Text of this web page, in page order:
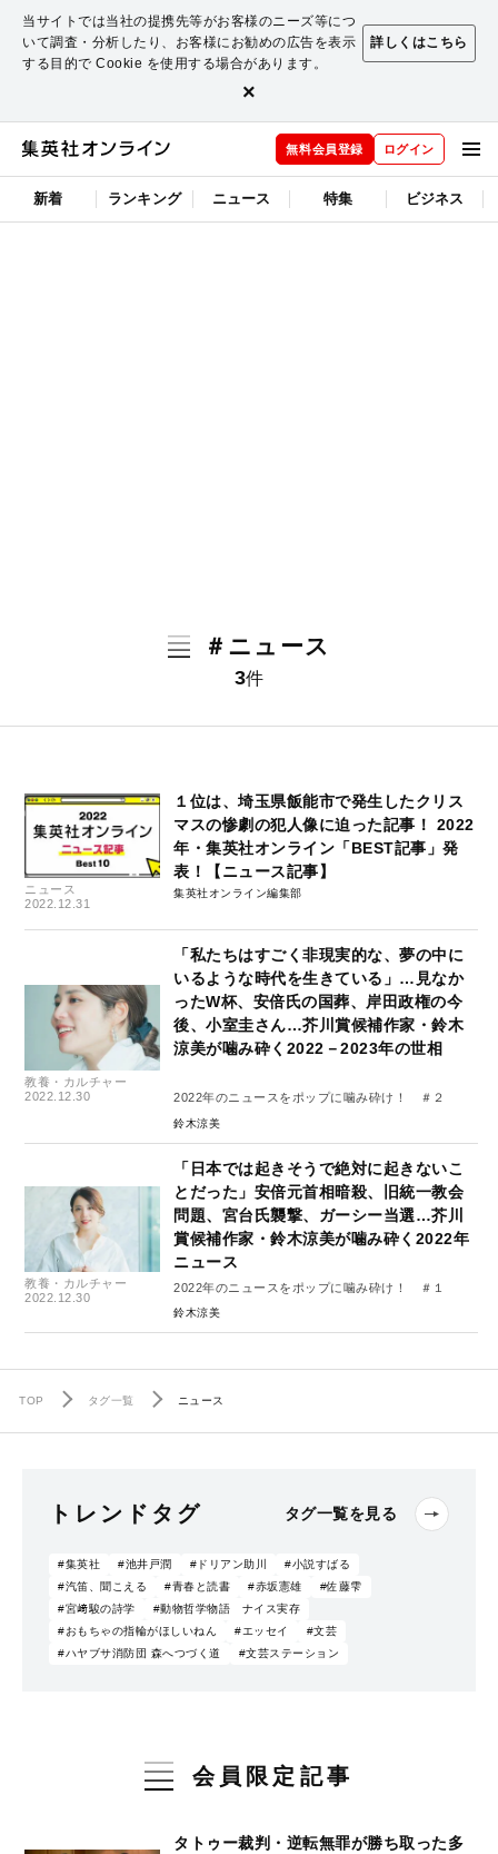
当サイトでは当社の提携先等がお客様のニーズ等につ
いて調査・分析したり、お客様にお勧めの広告を表示
する目的で Cookie を使用する場合があります。
詳しくはこちら
×
無料会員登録 ログイン
新着 ランキング ニュース 特集 ビジネス
＃ニュース
3件
ニュース
2022.12.31
１位は、埼玉県飯能市で発生したクリス
マスの惨劇の犯人像に迫った記事！ 2022
年・集英社オンライン「BEST記事」発
表！【ニュース記事】
集英社オンライン編集部
教養・カルチャー
2022.12.30
「私たちはすごく非現実的な、夢の中に
いるような時代を生きている」…見なか
ったW杯、安倍氏の国葬、岸田政権の今
後、小室圭さん…芥川賞候補作家・鈴木
涼美が噛み砕く2022－2023年の世相
2022年のニュースをポップに噛み砕け！ ＃２
鈴木涼美
教養・カルチャー
2022.12.30
「日本では起きそうで絶対に起きないこ
とだった」安倍元首相暗殺、旧統一教会
問題、宮台氏襲撃、ガーシー当選…芥川
賞候補作家・鈴木涼美が噛み砕く2022年
ニュース
2022年のニュースをポップに噛み砕け！ ＃１
鈴木涼美
TOP タグ一覧 ニュース
トレンドタグ タグ一覧を見る
#集英社 #池井戸潤 #ドリアン助川
#小説すばる
#汽笛、聞こえる
#青春と読書 #赤坂憲雄
#佐藤雫
#宮﨑駿の詩学
#動物哲学物語 ナイス実存
#おもちゃの指輪がほしいねん
#エッセイ
#文芸
#ハヤブサ消防団 森へつづく道
#文芸ステーション
会員限定記事
タトゥー裁判・逆転無罪が勝ち取った多